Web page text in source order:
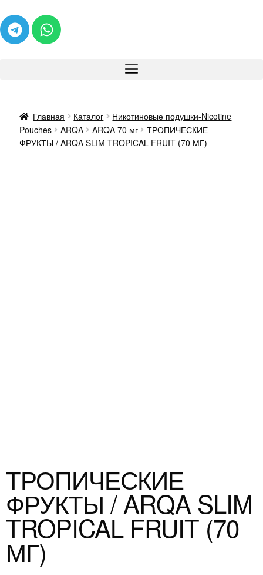
Главная Каталог
Никотиновые подушки-Nicotine
Pouches
ARQA ARQA 70 мг
ТРОПИЧЕСКИЕ
ФРУКТЫ / ARQA SLIM TROPICAL FRUIT (70 МГ)
ТРОПИЧЕСКИЕ
ФРУКТЫ / ARQA SLIM
TROPICAL FRUIT (70
МГ)